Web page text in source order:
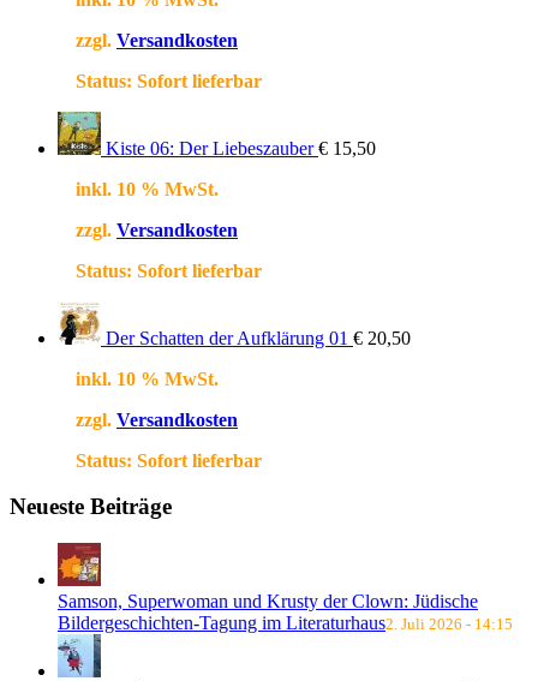
zzgl. Versandkosten
Status: Sofort lieferbar
Kiste 06: Der Liebeszauber € 15,50
inkl. 10 % MwSt.
zzgl. Versandkosten
Status: Sofort lieferbar
Der Schatten der Aufklärung 01 € 20,50
inkl. 10 % MwSt.
zzgl. Versandkosten
Status: Sofort lieferbar
Neueste Beiträge
Samson, Superwoman und Krusty der Clown: Jüdische
Bildergeschichten-Tagung im Literaturhaus2. Juli 2026 - 14:15